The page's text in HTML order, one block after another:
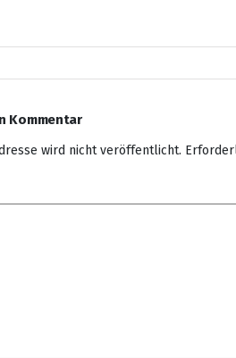
Kommentar
wird nicht veröffentlicht.